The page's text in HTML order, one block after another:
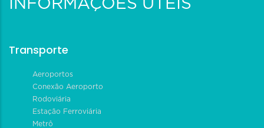
INFORMAÇÕES ÚTEIS
Transporte
Aeroportos
Conexão Aeroporto
Rodoviária
Estação Ferroviária
Metrô